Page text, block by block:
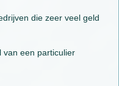
die zeer veel geld
van een particulier